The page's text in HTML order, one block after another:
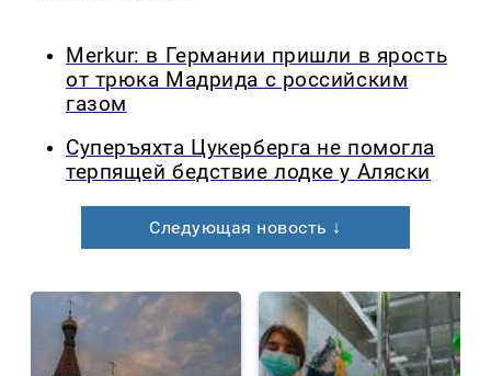
Merkur: в Германии пришли в ярость
от трюка Мадрида с российским
газом
Суперъяхта Цукерберга не помогла
терпящей бедствие лодке у Аляски
Следующая новость ↓